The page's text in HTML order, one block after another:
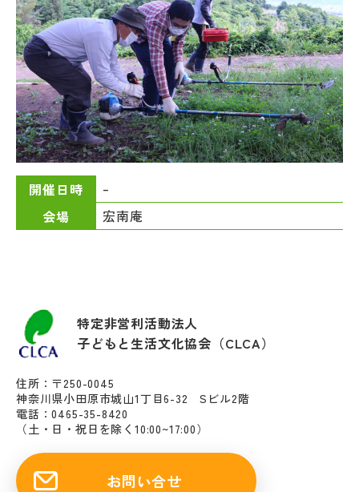
開催日時
–
会場
宏南庵
特定非営利活動法人
子どもと生活文化協会（CLCA）
住所：〒250-0045
神奈川県小田原市城山1丁目6-32 Sビル2階
電話：0465-35-8420
（土・日・祝日を除く10:00~17:00）
お問い合せ